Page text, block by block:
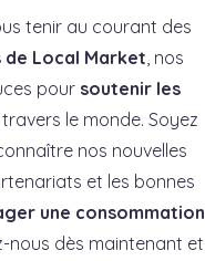
tenir au courant des
Local Market , nos
pour soutenir les
le monde. Soyez
nos nouvelles
et les bonnes
une consommation
nous dès maintenant et